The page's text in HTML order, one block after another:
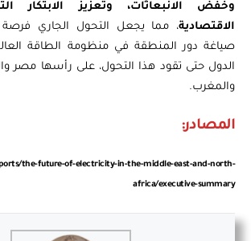
وخفض الانبعاثات، وتعزيز الابتكار
الاقتصادية، مما يجعل التحول الجاري فرصة
صياغة دور المنطقة في منظومة الطاقة
الدول حتى تقود هذا التحول، على رأسها مصر
والمغرب.
المصادر:
the-future-of-electricity-in-the-middle-east-and-north-
africa/executive-summary